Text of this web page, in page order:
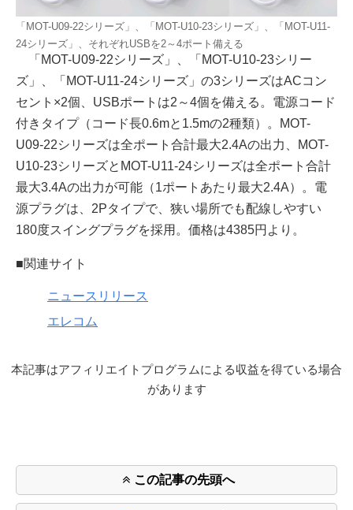
「MOT-U09-22シリーズ」、「MOT-U10-23シリーズ」、「MOT-U11-
24シリーズ」、それぞれUSBを2～4ポート備える
「MOT-U09-22シリーズ」、「MOT-U10-23シリー
ズ」、「MOT-U11-24シリーズ」の3シリーズはACコン
セント×2個、USBポートは2～4個を備える。電源コード
付きタイプ（コード長0.6mと1.5mの2種類）。MOT-
U09-22シリーズは全ポート合計最大2.4Aの出力、MOT-
U10-23シリーズとMOT-U11-24シリーズは全ポート合計
最大3.4Aの出力が可能（1ポートあたり最大2.4A）。電
源プラグは、2Pタイプで、狭い場所でも配線しやすい
180度スイングプラグを採用。価格は4385円より。
■関連サイト
ニュースリリース
エレコム
本記事はアフィリエイトプログラムによる収益を得ている場合
があります
この記事の先頭へ